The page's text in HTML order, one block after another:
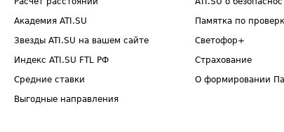
Академия ATI.SU
Звезды ATI.SU на вашем сайте
Индекс ATI.SU FTL РФ
Средние ставки
Выгодные направления
Памятка по
Светофор+
Страхование
О формировании